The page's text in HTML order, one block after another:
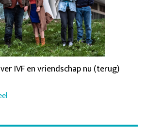
IVF en vriendschap nu (terug)